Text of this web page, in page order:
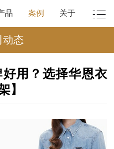
品 案例 关于
动态
用？选择华恩衣
】